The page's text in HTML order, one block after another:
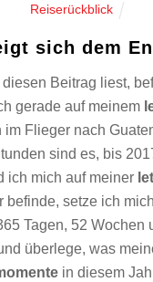
Reiserückblick
sich dem
Beitrag liest,
gerade auf meinem
im Flieger nach
sind es, bis
ich mich auf meiner
befinde, setze ich
Tagen, 52 Wochen
überlege, was
in diesem